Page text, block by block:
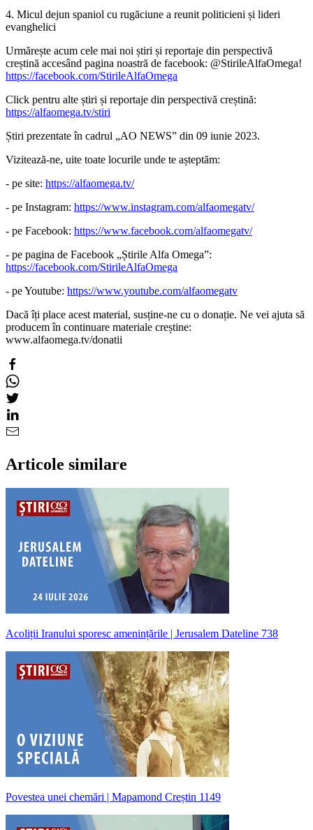
4. Micul dejun spaniol cu rugăciune a reunit politicieni și lideri
evanghelici
Urmărește acum cele mai noi știri și reportaje din perspectivă
creștină accesând pagina noastră de facebook: @StirileAlfaOmega!
https://facebook.com/StirileAlfaOmega
Click pentru alte știri și reportaje din perspectivă creștină:
https://alfaomega.tv/stiri
Știri prezentate în cadrul „AO NEWS” din 09 iunie 2023.
Vizitează-ne, uite toate locurile unde te așteptăm:
- pe site: https://alfaomega.tv/
- pe Instagram: https://www.instagram.com/alfaomegatv/
- pe Facebook: https://www.facebook.com/alfaomegatv/
- pe pagina de Facebook „Știrile Alfa Omega”:
https://facebook.com/StirileAlfaOmega
- pe Youtube: https://www.youtube.com/alfaomegatv
Dacă îți place acest material, susține-ne cu o donație. Ne vei ajuta să
producem în continuare materiale creștine:
www.alfaomega.tv/donatii
Articole similare
Acoliții Iranului sporesc amenințările | Jerusalem Dateline 738
Povestea unei chemări | Mapamond Creștin 1149